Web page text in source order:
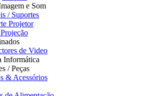
e Som
/ Suportes
Projetor
de Video
Informática
/ Peças
& Acessórios